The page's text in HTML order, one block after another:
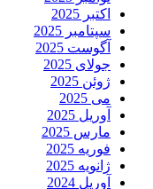
اکتبر 2025
سپتامبر 2025
آگوست 2025
جولای 2025
ژوئن 2025
می 2025
آوریل 2025
مارس 2025
فوریه 2025
ژانویه 2025
آوریل 2024